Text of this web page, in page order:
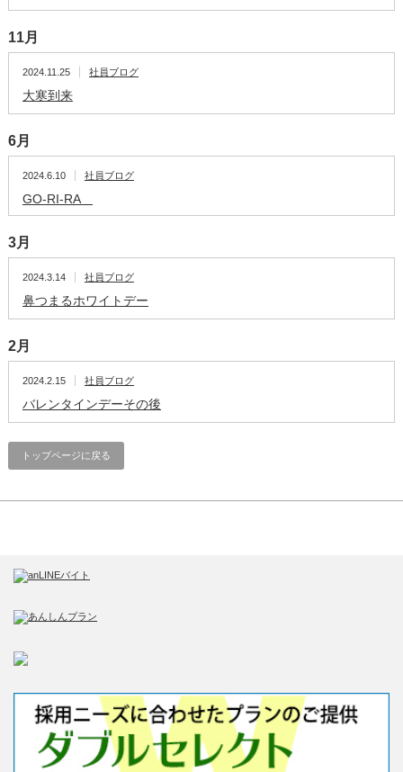
11月
2024.11.25 社員ブログ
大寒到来
6月
2024.6.10 社員ブログ
GO-RI-RA
3月
2024.3.14 社員ブログ
鼻つまるホワイトデー
2月
2024.2.15 社員ブログ
バレンタインデーその後
トップページに戻る